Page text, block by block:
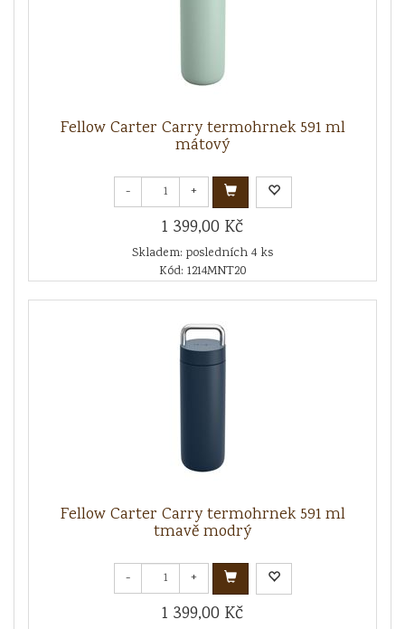
Fellow Carter Carry termohrnek 591 ml
mátový
- +
1 399,00 Kč
Skladem: posledních 4 ks
Kód: 1214MNT20
Fellow Carter Carry termohrnek 591 ml
tmavě modrý
- +
1 399,00 Kč